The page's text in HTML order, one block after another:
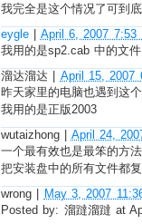
我完全是这个情况了可到
eygle | April 6, 2007 7:53
我用的是sp2.cab 中的文件
溜达溜达 | April 15, 2007
昨天家里的电脑也遇到这
我用的是正版2003
wutaizhong | April 24,
一个最有效也是最笨的方
把安装盘中的所有文件都
wrong | May 3, 2007
Posted by: 溜躂溜躂 at